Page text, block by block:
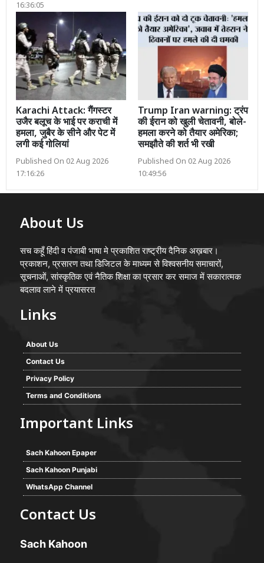
16:36:05
Karachi Attack: गैंगस्टर
उजैर बलूच के भाई पर कराची में
हमला, जुबैर के सीने और पेट में
लगी कई गोलियां
Published On 02 Aug 2026
17:16:26
Trump Iran warning: ट्रंप
की ईरान को खुली चेतावनी, बोले-
हमला करने को तैयार अमेरिका;
समझौते की शर्त भी रखी
Published On 02 Aug 2026
10:49:56
About Us
सच कहूँ हिंदी व पंजाबी भाषा मे प्रकाशित राष्ट्रीय दैनिक अख़बार।
प्रकाशन, प्रसारण तथा डिजिटल के माध्यम से विश्वसनीय समाचारों,
सूचनाओं, सांस्कृतिक एवं नैतिक शिक्षा का प्रसार कर समाज में सकारात्मक
बदलाव लाने में प्रयासरत
Links
About Us
Contact Us
Privacy Policy
Terms and Conditions
Important Links
Sach Kahoon Epaper
Sach Kahoon Punjabi
WhatsApp Channel
Contact Us
Sach Kahoon